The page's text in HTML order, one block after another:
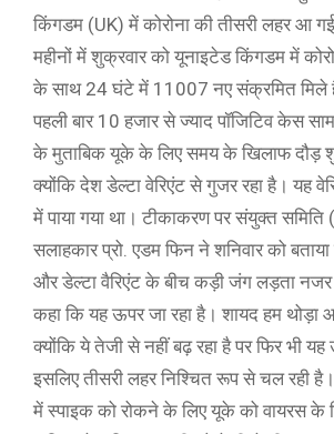
किंगडम (UK) में कोरोना की तीसरी लहर आ
महीनों में शुक्रवार को यूनाइटेड किंगडम में
के साथ 24 घंटे में 11007 नए संक्रमित मिले
पहली बार 10 हजार से ज्याद पॉजिटिव केस
के मुताबिक यूके के लिए समय के खिलाफ दौड़
क्योंकि देश डेल्टा वेरिएंट से गुजर रहा है। यह
में पाया गया था। टीकाकरण पर संयुक्त
सलाहकार प्रो. एडम फिन ने शनिवार को
और डेल्टा वैरिएंट के बीच कड़ी जंग लड़ता
कहा कि यह ऊपर जा रहा है। शायद हम थोड़ा
क्योंकि ये तेजी से नहीं बढ़ रहा है पर फिर भी यह
इसलिए तीसरी लहर निश्चित रूप से चल रही
में स्पाइक को रोकने के लिए यूके को वायरस